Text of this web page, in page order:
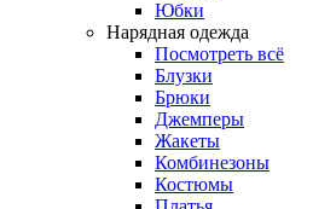
Юбки
Нарядная одежда
Посмотреть всё
Блузки
Брюки
Джемперы
Жакеты
Комбинезоны
Костюмы